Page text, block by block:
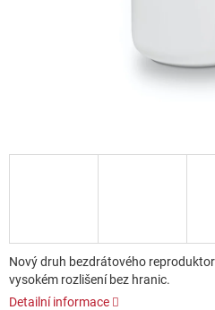
Nový druh bezdrátového
vysokém rozlišení bez hranic.
Detailní informace